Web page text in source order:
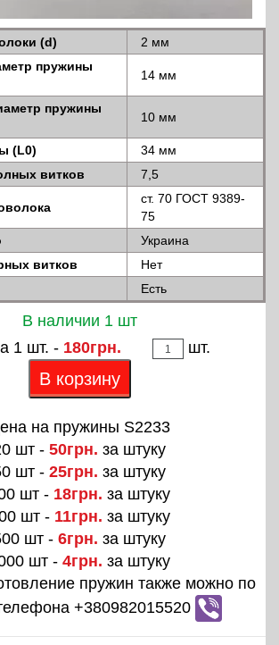
(d)
2 мм
пружины
14 мм
пружины
10 мм
(L0)
34 мм
витков
7,5
ст. 70 ГОСТ 9389-
75
Украина
витков
Нет
Есть
В наличии 1 шт
1 шт. - 180грн. шт.
В корзину
на пружины S2233
шт - 50грн. за штуку
шт - 25грн. за штуку
шт - 18грн. за штуку
шт - 11грн. за штуку
шт - 6грн. за штуку
шт - 4грн. за штуку
пружин также можно по
+380982015520